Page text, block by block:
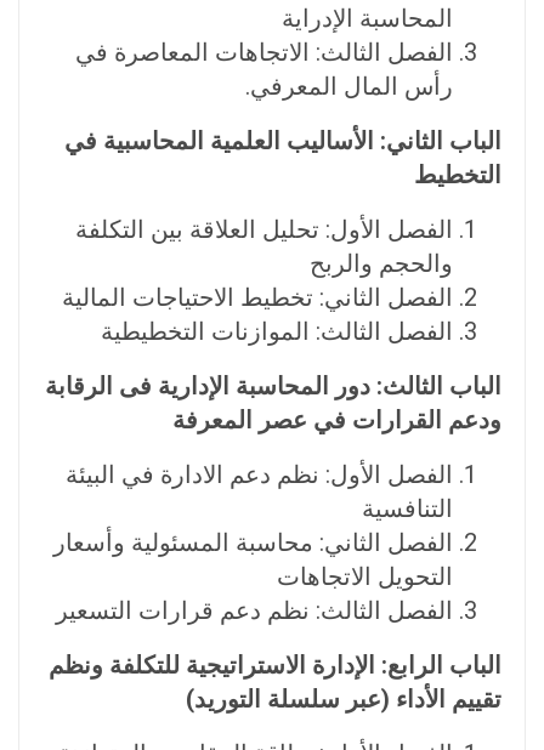
المحاسبة الإدراية
الفصل الثالث: الاتجاهات المعاصرة في
رأس المال المعرفي.
الباب الثاني: الأساليب العلمية المحاسبية في
التخطيط
الفصل الأول: تحليل العلاقة بين التكلفة
والحجم والربح
الفصل الثاني: تخطيط الاحتياجات المالية
الفصل الثالث: الموازنات التخطيطية
الباب الثالث: دور المحاسبة الإدارية فى الرقابة
ودعم القرارات في عصر المعرفة
الفصل الأول: نظم دعم الادارة في البيئة
التنافسية
الفصل الثاني: محاسبة المسئولية وأسعار
التحويل الاتجاهات
الفصل الثالث: نظم دعم قرارات التسعير
الباب الرابع: الإدارة الاستراتيجية للتكلفة ونظم
تقييم الأداء (عبر سلسلة التوريد)